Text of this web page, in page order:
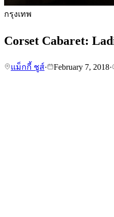
กรุงเทพ
Corset Cabaret:
แม็กกี้ ชูส์· February 7, 2018·